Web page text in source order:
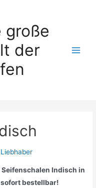
große
der
Indisch in
bestellbar!